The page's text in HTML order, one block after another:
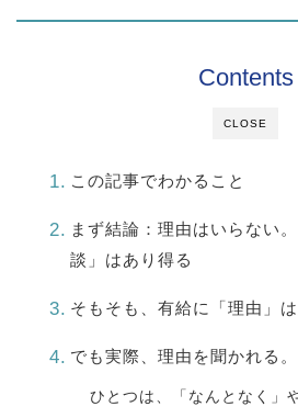
CLOSE
Contents
この記事でわかること
まず結論：理由はいらない
談」はあり得る
そもそも、有給に「理由」
でも実際、理由を聞かれる
ひとつは、「なんとなく」